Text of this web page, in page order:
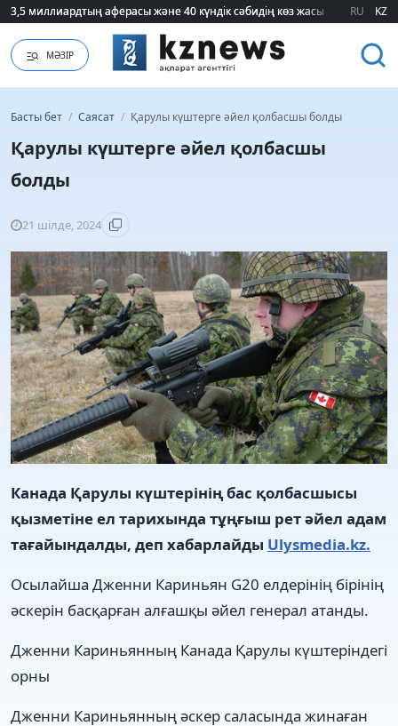
3,5 миллиардтың аферасы және 40 күндік сәбидің көз жасы:
3,5 миллиардтың аферасы және 40 күндік сәбидің көз жасы: RU KZ
МӘЗІР
Басты бет / Саясат / Қарулы күштерге әйел қолбасшы болды
Қарулы күштерге әйел қолбасшы
болды
21 шілде, 2024
Канада Қарулы күштерінің бас қолбасшысы
қызметіне ел тарихында тұңғыш рет әйел адам
тағайындалды, деп хабарлайды Ulysmedia.kz.
Осылайша Дженни Кариньян G20 елдерінің бірінің
әскерін басқарған алғашқы әйел генерал атанды.
Дженни Кариньянның Канада Қарулы күштеріндегі
орны
Дженни Кариньянның әскер саласында жинаған